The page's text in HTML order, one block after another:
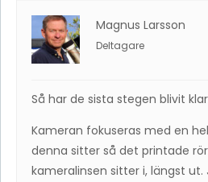
Magnus Larsson
Deltagare
Så har de sista stegen blivit
Kameran fokuseras med en
denna sitter så det printade
kameralinsen sitter i, längst